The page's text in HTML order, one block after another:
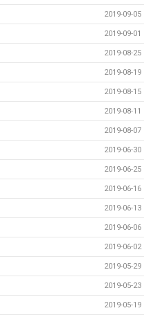
2019-09-05
2019-09-01
2019-08-25
2019-08-19
2019-08-15
2019-08-11
2019-08-07
2019-06-30
2019-06-25
2019-06-16
2019-06-13
2019-06-06
2019-06-02
2019-05-29
2019-05-23
2019-05-19